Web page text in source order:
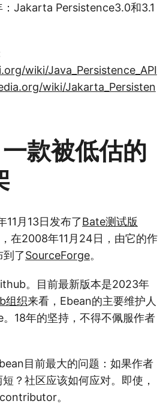
Jakarta Persistence3.0和3.1
wiki/Java_Persistence_API
wiki/Jakarta_Persisten
款被低估的
月13日发布了Bate测试版
在2008年11月24日，由它的作
了SourceForge。
。目前最新版本是2023年
组织来看，Ebean的主要维护人
18年的坚持，不得不佩服作者
目前最大的问题：如果作者
？社区应该如何应对。即使，
。